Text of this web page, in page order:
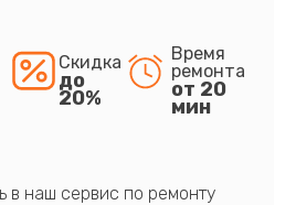
Скидка
до
20%
Время
ремонта
от 20
мин
в наш сервис по ремонту